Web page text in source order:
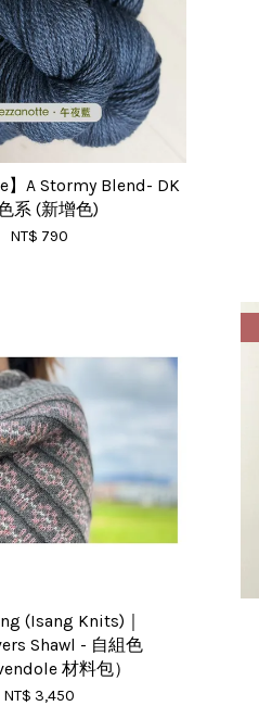
】A Stormy Blend- DK
系 (新增色)
NT$ 790
(Isang Knits)｜
Shawl - 自組色
材料包）
NT$ 3,450